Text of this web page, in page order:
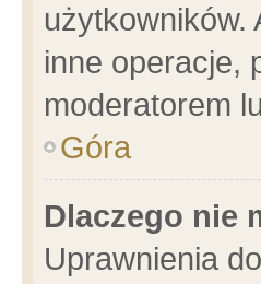
użytkowników.
inne operacje,
moderatorem
Góra
Dlaczego nie
Uprawnienia